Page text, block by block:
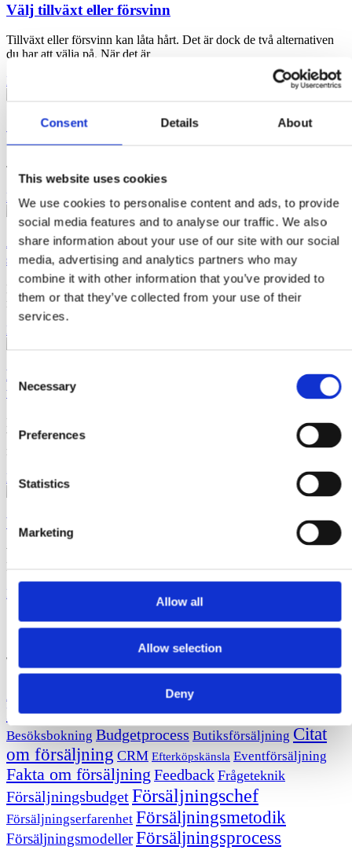
Consent Details About
This website uses cookies
We use cookies to personalise content and ads, to provide
social media features and to analyse our traffic. We also
share information about your use of our site with our social
media, advertising and analytics partners who may
combine it with other information that you’ve provided to
them or that they’ve collected from your use of their
services.
Consent
Selection
Necessary
Preferences
Statistics
Marketing
Allow all
Allow selection
Deny
Välj tillväxt eller försvinn
Tillväxt eller försvinn kan låta hårt. Det är dock de två alternativen
du har att välja på. När det är
Läs artikeln
Skapa tillväxt i ditt företag med enkla insatser
Tillväxt är i grunden helt naturligt. Sen vi
Läs artikeln
Att vara konsekvent skapar mer försäljning och
större tillväxt
Känner du någon eller är du kanske själv en person som avlagt ett
nyårslöfte? Sedan har du en eller ett
Läs artikeln
Kundresan hjälper dig förstå din kund och skapa
tillväxt
Kundresan eller customer journey visar varje steg en potentiell eller
befintlig kund tar, från första Google-sökningen till återköp och
rekommendation.
Läs artikeln
Webinar för att driva försäljning och tillväxt
Webinar har på kort tid blivit en mycket effektiv metod för att möta
kunden. Metoden fungerar både för ren nyförsäljning
Läs artikeln
Fler ämnen på bloggen
Tag cloud
Affärsmannaskap Affärsutveckling
kunderAvslutsteknikBehovsanalysBehålla kunder
Besöksbokning Budgetprocess Butiksförsäljning Citat
om försäljning CRM Efterköpskänsla Eventförsäljning
Fakta om försäljning Feedback Frågeteknik
FörsäljningsbudgetFörsäljningschef
Försäljningserfarenhet Försäljningsmetodik
FörsäljningsmodellerFörsäljningsprocess